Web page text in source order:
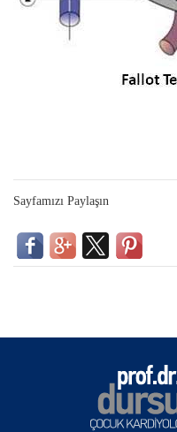
Sayfamızı Paylaşın